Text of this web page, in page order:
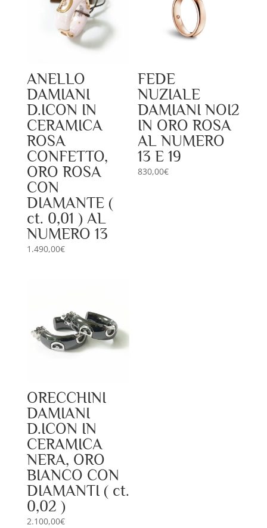
ANELLO
DAMIANI
D.ICON IN
CERAMICA
ROSA
CONFETTO,
ORO ROSA
CON
DIAMANTE (
ct. 0,01 ) AL
NUMERO 13
1.490,00€
FEDE
NUZIALE
DAMIANI NOI2
IN ORO ROSA
AL NUMERO
13 E 19
830,00€
ORECCHINI
DAMIANI
D.ICON IN
CERAMICA
NERA, ORO
BIANCO CON
DIAMANTI ( ct.
0,02 )
2.100,00€